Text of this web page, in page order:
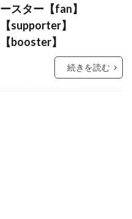
ースター【fan】
【supporter】
【booster】
続きを読む